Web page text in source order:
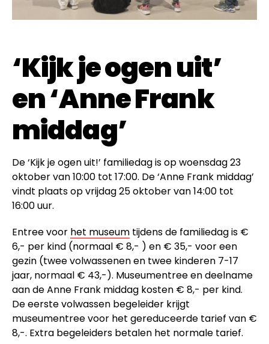
‘Kijk je ogen uit’
en ‘Anne Frank
middag’
De ‘Kijk je ogen uit!’ familiedag is op woensdag 23
oktober van 10:00 tot 17:00. De ‘Anne Frank middag’
vindt plaats op vrijdag 25 oktober van 14:00 tot
16:00 uur.
Entree voor het museum tijdens de familiedag is €
6,- per kind (normaal € 8,- ) en € 35,- voor een
gezin (twee volwassenen en twee kinderen 7-17
jaar, normaal € 43,-). Museumentree en deelname
aan de Anne Frank middag kosten € 8,- per kind.
De eerste volwassen begeleider krijgt
museumentree voor het gereduceerde tarief van €
8,-. Extra begeleiders betalen het normale tarief.